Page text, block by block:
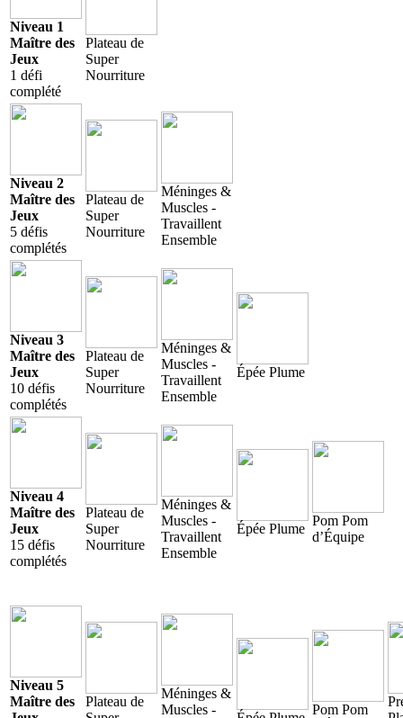
Niveau 1
Maître des
Jeux
1 défi
complété
Plateau de
Super
Nourriture
Niveau 2
Maître des
Jeux
5 défis
complétés
Plateau de
Super
Nourriture
Méninges &
Muscles -
Travaillent
Ensemble
Niveau 3
Maître des
Jeux
10 défis
complétés
Plateau de
Super
Nourriture
Méninges &
Muscles -
Travaillent
Ensemble
Épée Plume
Niveau 4
Maître des
Jeux
15 défis
complétés
Plateau de
Super
Nourriture
Méninges &
Muscles -
Travaillent
Ensemble
Épée Plume
Pom Pom
d’Équipe
Niveau 5
Maître des
Plateau de
Méninges &
Muscles -
Pom Pom